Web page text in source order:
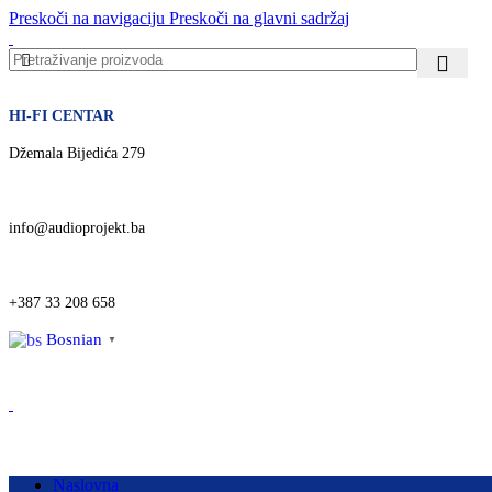
Preskoči na navigaciju Preskoči na glavni sadržaj
HI-FI CENTAR
Džemala Bijedića 279
info@audioprojekt.ba
+387 33 208 658
Bosnian ▼
Naslovna